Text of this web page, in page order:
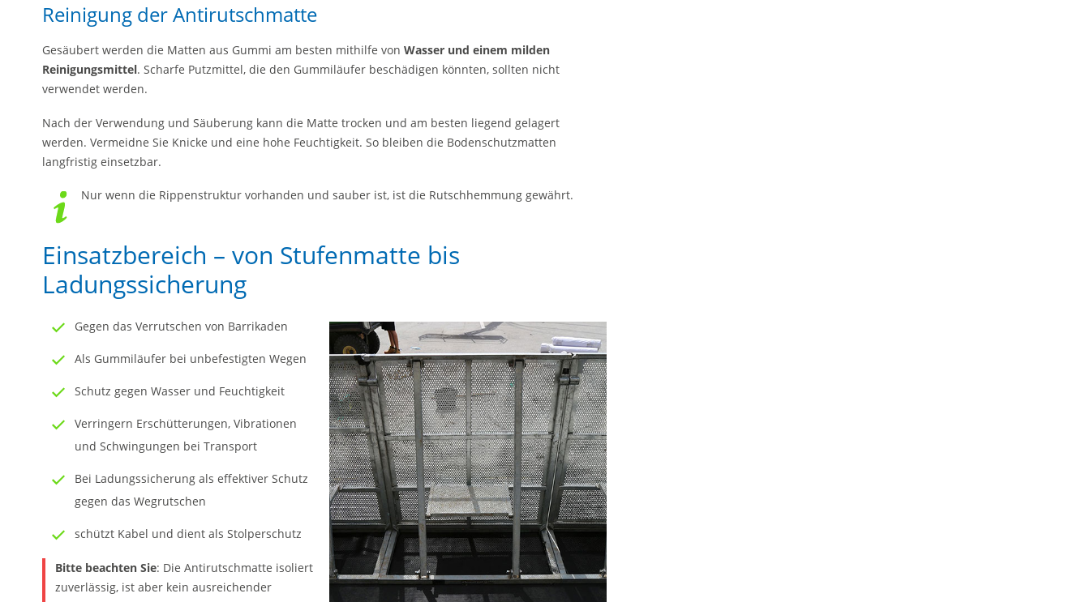
Reinigung der Antirutschmatte
Gesäubert werden die Matten aus Gummi am besten mithilfe von Wasser und einem milden
Reinigungsmittel. Scharfe Putzmittel, die den Gummiläufer beschädigen könnten, sollten nicht
verwendet werden.
Nach der Verwendung und Säuberung kann die Matte trocken und am besten liegend gelagert
werden. Vermeidne Sie Knicke und eine hohe Feuchtigkeit. So bleiben die Bodenschutzmatten
langfristig einsetzbar.
Nur wenn die Rippenstruktur vorhanden und sauber ist, ist die Rutschhemmung gewährt.
Einsatzbereich – von Stufenmatte bis
Ladungssicherung
Gegen das Verrutschen von Barrikaden
Als Gummiläufer bei unbefestigten Wegen
Schutz gegen Wasser und Feuchtigkeit
Verringern Erschütterungen, Vibrationen
und Schwingungen bei Transport
Bei Ladungssicherung als effektiver Schutz
gegen das Wegrutschen
schützt Kabel und dient als Stolperschutz
Bitte beachten Sie: Die Antirutschmatte isoliert
zuverlässig, ist aber kein ausreichender